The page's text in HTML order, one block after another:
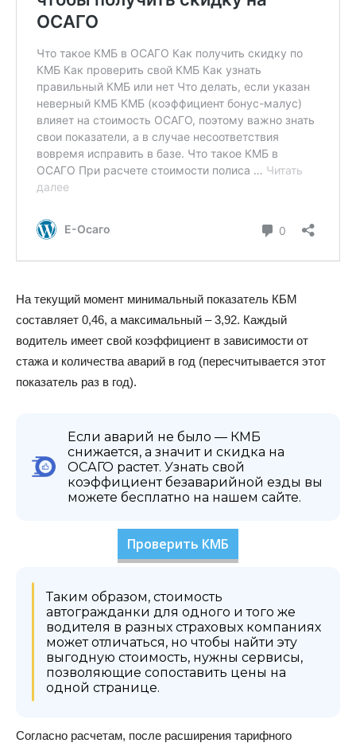
На текущий момент минимальный показатель КБМ
составляет 0,46, а максимальный – 3,92. Каждый
водитель имеет свой коэффициент в зависимости от
стажа и количества аварий в год (пересчитывается этот
показатель раз в год).
Если аварий не было — КМБ
снижается, а значит и скидка на
ОСАГО растет. Узнать свой
коэффициент безаварийной езды вы
можете бесплатно на нашем сайте.
Проверить КМБ
Таким образом, стоимость
автогражданки для одного и того же
водителя в разных страховых компаниях
может отличаться, но чтобы найти эту
выгодную стоимость, нужны сервисы,
позволяющие сопоставить цены на
одной странице.
Согласно расчетам, после расширения тарифного